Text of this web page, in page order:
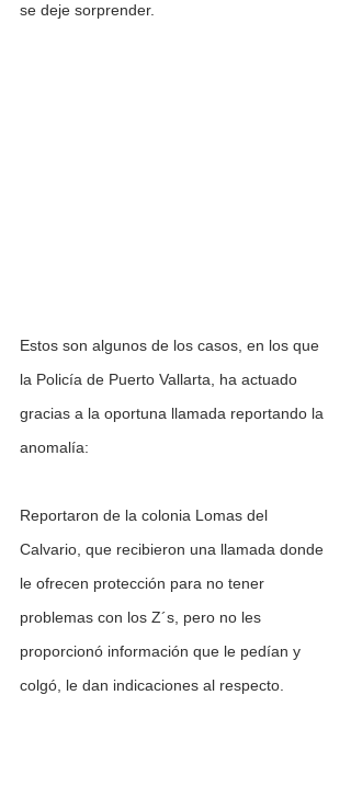
se deje sorprender.
Estos son algunos de los casos, en los que
la Policía de Puerto Vallarta, ha actuado
gracias a la oportuna llamada reportando la
anomalía:
Reportaron de la colonia Lomas del
Calvario, que recibieron una llamada donde
le ofrecen protección para no tener
problemas con los Z´s, pero no les
proporcionó información que le pedían y
colgó, le dan indicaciones al respecto.